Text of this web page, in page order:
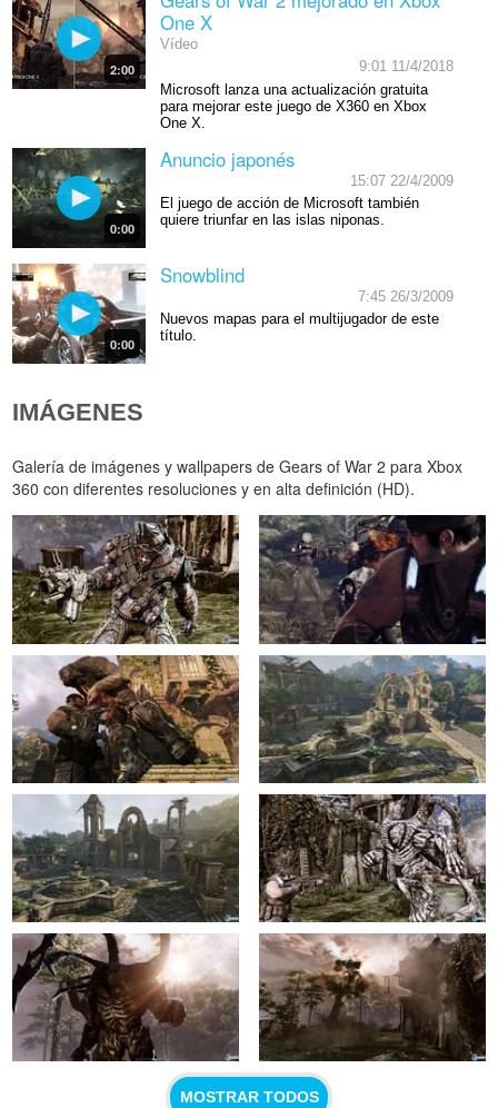
2:00
One X
Vídeo
9:01 11/4/2018
Microsoft lanza una actualización gratuita
para mejorar este juego de X360 en Xbox
One X.
0:00
Anuncio japonés
15:07 22/4/2009
El juego de acción de Microsoft también
quiere triunfar en las islas niponas.
0:00
Snowblind
7:45 26/3/2009
Nuevos mapas para el multijugador de este
título.
IMÁGENES
Galería de imágenes y wallpapers de Gears of War 2 para Xbox
360 con diferentes resoluciones y en alta definición (HD).
MOSTRAR TODOS